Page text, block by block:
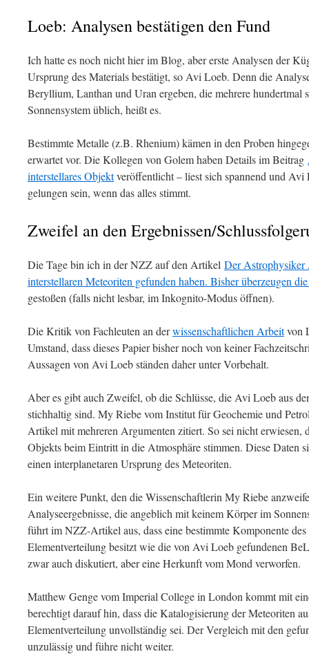
Loeb: Analysen bestätigen den Fund
Ich hatte es noch nicht hier im Blog, aber erste Analysen der
Ursprung des Materials bestätigt, so Avi Loeb. Denn die
Beryllium, Lanthan und Uran ergeben, die mehrere hundertmal
Sonnensystem üblich, heißt es.
Bestimmte Metalle (z.B. Rhenium) kämen in den Proben
erwartet vor. Die Kollegen von Golem haben Details im Beitrag
interstellares Objektveröffentlicht – liest sich spannend und
gelungen sein, wenn das alles stimmt.
Zweifel an den Ergebnissen/
Die Tage bin ich in der NZZ auf den Artikel Der
interstellaren Meteoriten gefunden haben. Bisher überzeugen
gestoßen (falls nicht lesbar, im Inkognito-Modus öffnen).
Die Kritik von Fachleuten an derwissenschaftlichen Arbeitvon
Umstand, dass dieses Papier bisher noch von keiner
Aussagen von Avi Loeb ständen daher unter Vorbehalt.
Aber es gibt auch Zweifel, ob die Schlüsse, die Avi Loeb aus
stichhaltig sind. My Riebe vom Institut für Geochemie und
Artikel mit mehreren Argumenten zitiert. So sei nicht erwiesen,
Objekts beim Eintritt in die Atmosphäre stimmen. Diese Daten
einen interplanetaren Ursprung des Meteoriten.
Ein weitere Punkt, den die Wissenschaftlerin My Riebe
Analyseergebnisse, die angeblich mit keinem Körper im
führt im NZZ-Artikel aus, dass eine bestimmte Komponente
Elementverteilung besitzt wie die von Avi Loeb gefundenen
zwar auch diskutiert, aber eine Herkunft vom Mond verworfen.
Matthew Genge vom Imperial College in London kommt mit
berechtigt darauf hin, dass die Katalogisierung der Meteoriten
Elementverteilung unvollständig sei. Der Vergleich mit den
unzulässig und führe nicht weiter.